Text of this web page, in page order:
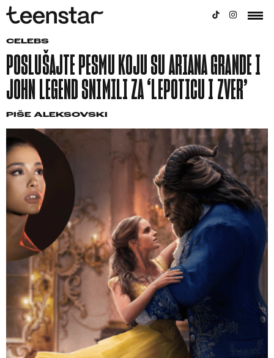
CELEBS
POSLUŠAJTE PESMU KOJU SU ARIANA GRANDE I
JOHN LEGEND SNIMILI ZA ‘LEPOTICU I ZVER’
PIŠE ALEKSOVSKI